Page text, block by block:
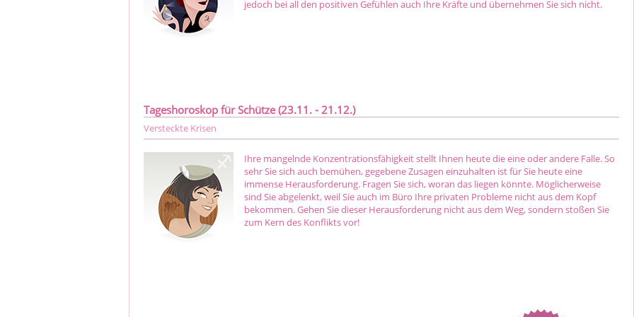
jedoch bei all den positiven Gefühlen auch Ihre Kräfte und übernehmen Sie sich nicht.
Tageshoroskop für Schütze (23.11. - 21.12.)
Versteckte Krisen
Ihre mangelnde Konzentrationsfähigkeit stellt Ihnen heute die eine oder andere Falle. So
sehr Sie sich auch bemühen, gegebene Zusagen einzuhalten ist für Sie heute eine
immense Herausforderung. Fragen Sie sich, woran das liegen könnte. Möglicherweise
sind Sie abgelenkt, weil Sie auch im Büro Ihre privaten Probleme nicht aus dem Kopf
bekommen. Gehen Sie dieser Herausforderung nicht aus dem Weg, sondern stoßen Sie
zum Kern des Konflikts vor!